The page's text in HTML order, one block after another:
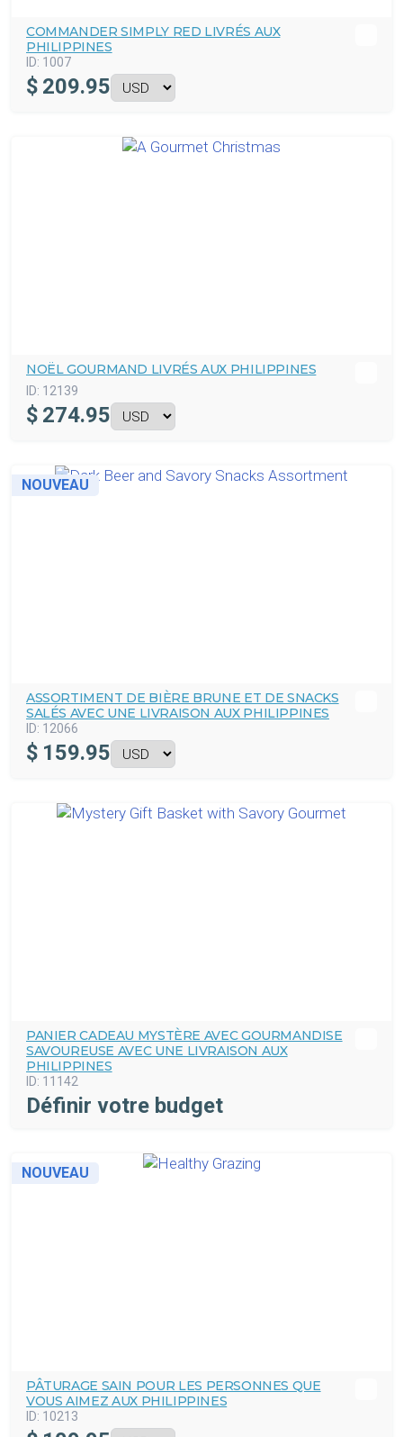
COMMANDER SIMPLY RED LIVRÉS AUX
PHILIPPINES
ID: 1007
$ 209.95
NOËL GOURMAND LIVRÉS AUX PHILIPPINES
ID: 12139
$ 274.95
NOUVEAU
ASSORTIMENT DE BIÈRE BRUNE ET DE SNACKS
SALÉS AVEC UNE LIVRAISON AUX PHILIPPINES
ID: 12066
$ 159.95
PANIER CADEAU MYSTÈRE AVEC GOURMANDISE
SAVOUREUSE AVEC UNE LIVRAISON AUX
PHILIPPINES
ID: 11142
Définir votre budget
NOUVEAU
PÂTURAGE SAIN POUR LES PERSONNES QUE
VOUS AIMEZ AUX PHILIPPINES
ID: 10213